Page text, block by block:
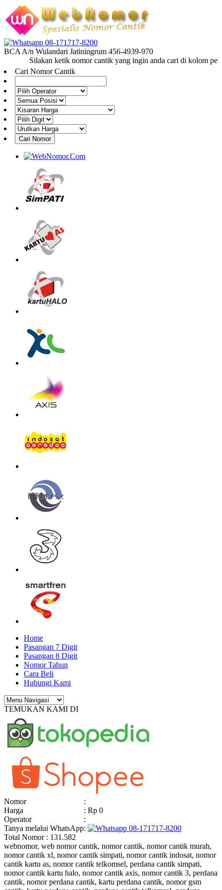
08-171717-8200
BCA A/n Wulandari Jatiningrum 456-4939-970
Silakan ketik nomor cantik yang ingin anda cari di kolom
Cari Nomor Cantik
Home
Pasangan 7 Digit
Pasangan 8 Digit
Nomor Tahun
Cara Beli
Hubungi Kami
TEMUKAN KAMI DI
Nomor
:
Harga
: Rp 0
Operator
:
Tanya melalui WhatsApp:
08-171717-8200
Total Nomor : 131.582
webnomor, web nomor cantik, nomor cantik, nomor cantik murah,
nomor cantik xl, nomor cantik simpati, nomor cantik indosat, nomor
cantik kartu as, nomor cantik telkomsel, perdana cantik simpati,
nomor cantik kartu halo, nomor cantik axis, nomor cantik 3, perdana
cantik, nomor perdana cantik, kartu perdana cantik, nomor gsm